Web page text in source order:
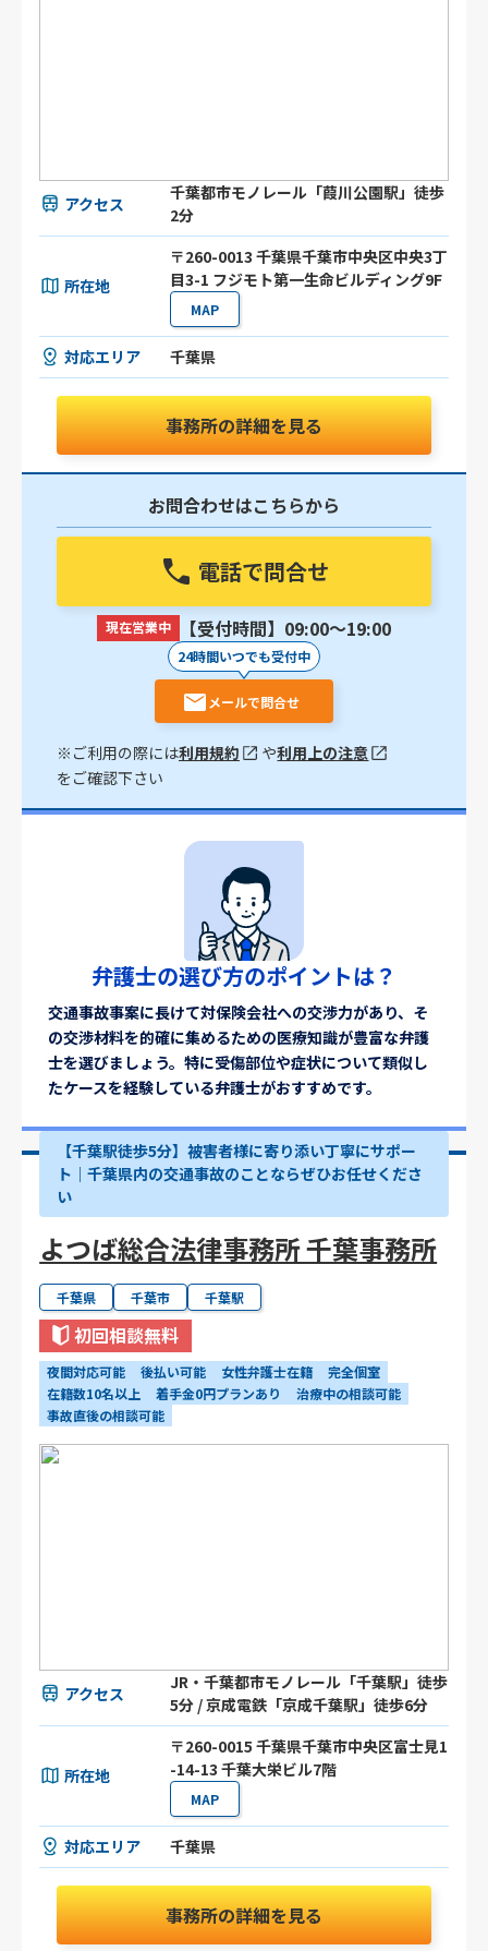
アクセス
千葉都市モノレール「葭川公園駅」徒歩
2分
所在地
〒260-0013 千葉県千葉市中央区中央3丁
目3-1 フジモト第一生命ビルディング9F
MAP
対応エリア 千葉県
事務所の詳細を見る
お問合わせはこちらから
電話で問合せ
現在営業中 【受付時間】09:00〜19:00
24時間いつでも受付中
メールで問合せ
※ご利用の際には利用規約 や利用上の注意
をご確認下さい
弁護士の選び方のポイントは？
交通事故事案に長けて対保険会社への交渉力があり、そ
の交渉材料を的確に集めるための医療知識が豊富な弁護
士を選びましょう。特に受傷部位や症状について類似し
たケースを経験している弁護士がおすすめです。
【千葉駅徒歩5分】被害者様に寄り添い丁寧にサポー
ト｜千葉県内の交通事故のことならぜひお任せくださ
い
よつば総合法律事務所 千葉事務所
千葉県 千葉市 千葉駅
初回相談無料
夜間対応可能 後払い可能 女性弁護士在籍
完全個室
在籍数10名以上
着手金0円プランあり
治療中の相談可能
事故直後の相談可能
アクセス
JR・千葉都市モノレール「千葉駅」徒歩
5分 / 京成電鉄「京成千葉駅」徒歩6分
所在地
〒260-0015 千葉県千葉市中央区富士見1
-14-13 千葉大栄ビル7階
MAP
対応エリア 千葉県
事務所の詳細を見る